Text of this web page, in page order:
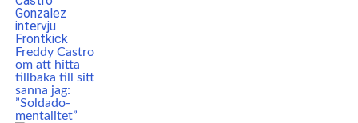
Freddy Castro
om att hitta
tillbaka till sitt
sanna jag:
”Soldado-
mentalitet”